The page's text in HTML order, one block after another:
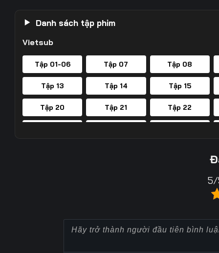
Danh sách tập phim
Vietsub
Tập 01-06 Tập 07 Tập 08
Tập 13 Tập 14 Tập 15
Tập 20 Tập 21 Tập 22
5/